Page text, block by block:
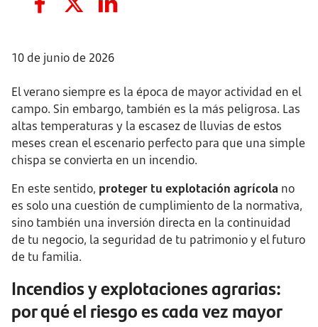
10 de junio de 2026
El verano siempre es la época de mayor actividad en el
campo. Sin embargo, también es la más peligrosa. Las
altas temperaturas y la escasez de lluvias de estos
meses crean el escenario perfecto para que una simple
chispa se convierta en un incendio.
En este sentido, proteger tu explotación agrícola no
es solo una cuestión de cumplimiento de la normativa,
sino también una inversión directa en la continuidad
de tu negocio, la seguridad de tu patrimonio y el futuro
de tu familia.
Incendios y explotaciones agrarias:
por qué el riesgo es cada vez mayor